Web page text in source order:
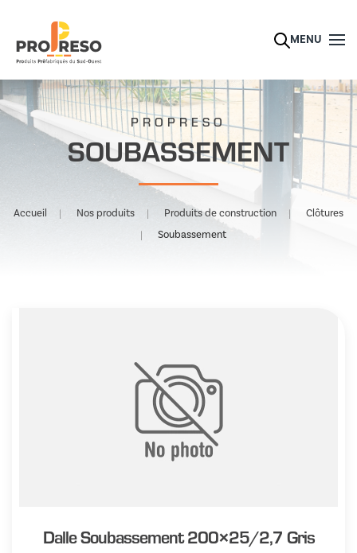
Skip to main content MENU
PROPRESO
SOUBASSEMENT
Accueil Nos produits Produits de construction
Clôtures
Soubassement
Dalle Soubassement 200×25/2,7 Gris